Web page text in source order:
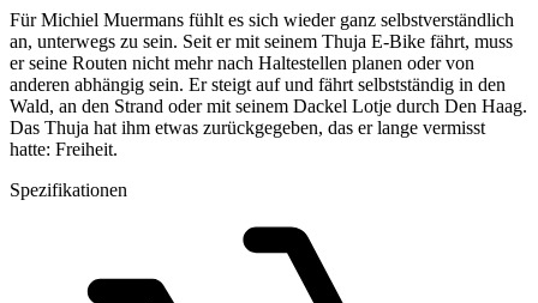
Für Michiel Muermans fühlt es sich wieder ganz selbstverständlich
an, unterwegs zu sein. Seit er mit seinem Thuja E-Bike fährt, muss
er seine Routen nicht mehr nach Haltestellen planen oder von
anderen abhängig sein. Er steigt auf und fährt selbstständig in den
Wald, an den Strand oder mit seinem Dackel Lotje durch Den Haag.
Das Thuja hat ihm etwas zurückgegeben, das er lange vermisst
hatte: Freiheit.
Spezifikationen